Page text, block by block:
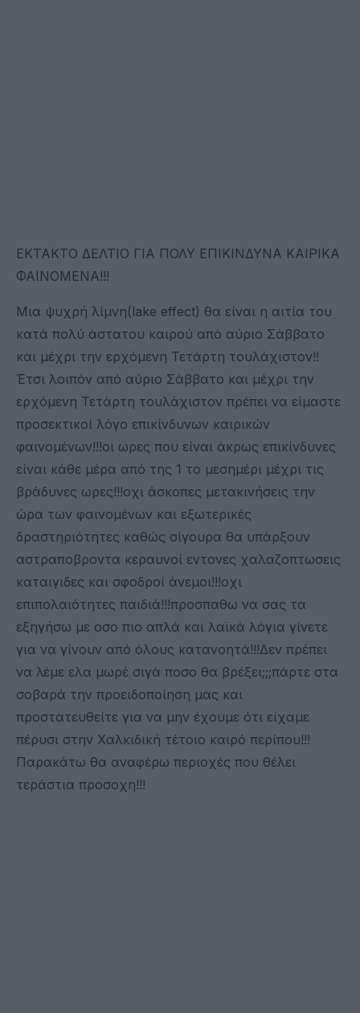
ΕΚΤΑΚΤΟ ΔΕΛΤΙΟ ΓΙΑ ΠΟΛΥ ΕΠΙΚΙΝΔΥΝΑ ΚΑΙΡΙΚΑ
ΦΑΙΝΟΜΕΝΑ!!!
Μια ψυχρή λίμνη(lake effect) θα είναι η αιτία του
κατά πολύ άστατου καιρού από αύριο Σάββατο
και μέχρι την ερχόμενη Τετάρτη τουλάχιστον!!
Έτσι λοιπόν από αύριο Σάββατο και μέχρι την
ερχόμενη Τετάρτη τουλάχιστον πρέπει να είμαστε
προσεκτικοί λόγο επικίνδυνων καιρικών
φαινομένων!!!οι ωρες που είναι άκρως επικίνδυνες
είναι κάθε μέρα από της 1 το μεσημέρι μέχρι τις
βράδυνες ωρες!!!οχι άσκοπες μετακινήσεις την
ώρα των φαινομένων και εξωτερικές
δραστηριότητες καθώς σίγουρα θα υπάρξουν
αστραποβροντα κεραυνοί εντονες χαλαζοπτωσεις
καταιγιδες και σφοδροί άνεμοι!!!οχι
επιπολαιότητες παιδιά!!!προσπαθω να σας τα
εξηγήσω με οσο πιο απλά και λαϊκά λόγια γίνετε
για να γίνουν από όλους κατανοητά!!!Δεν πρέπει
να λέμε ελα μωρέ σιγά ποσο θα βρέξει;;;πάρτε στα
σοβαρά την προειδοποίηση μας και
προστατευθείτε για να μην έχουμε ότι είχαμε
πέρυσι στην Χαλκιδική τέτοιο καιρό περίπου!!!
Παρακάτω θα αναφέρω περιοχές που θέλει
τεράστια προσοχη!!!